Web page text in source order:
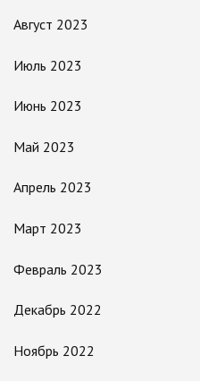
Август 2023
Июль 2023
Июнь 2023
Май 2023
Апрель 2023
Март 2023
Февраль 2023
Декабрь 2022
Ноябрь 2022